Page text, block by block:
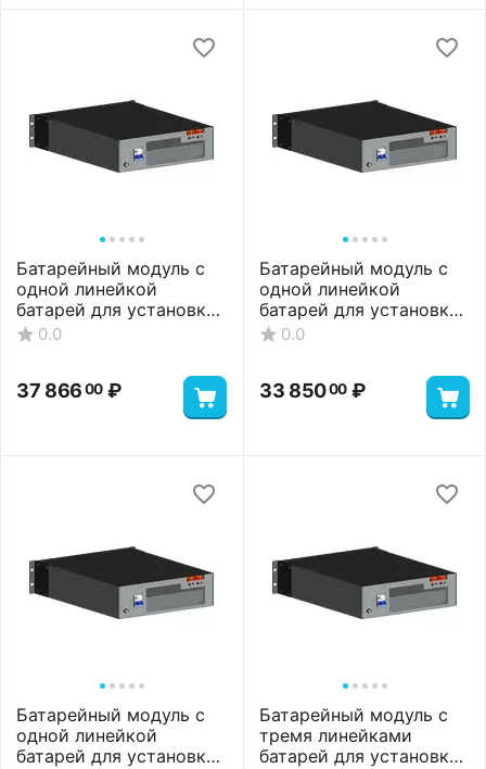
Батарейный модуль с
одной линейкой
батарей для установки
8 АКБ, 9 А*ч
0.0
37 86600 ₽
Батарейный модуль с
одной линейкой
батарей для установки
9 АКБ, 7 А*ч
0.0
33 85000 ₽
Батарейный модуль с
одной линейкой
батарей для установки
Батарейный модуль с
тремя линейками
батарей для установки